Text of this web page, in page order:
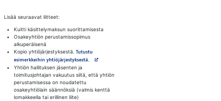
Lisää seuraavat liitteet:
Kuitti käsittelymaksun suorittamisesta
Osakeyhtiön perustamissopimus
alkuperäisenä
Kopio yhtiöjärjestyksestä. Tutustu
esimerkkeihin yhtiöjärjestyksestä. Avautuu uuteen välilehteen
Yhtiön hallituksen jäsenten ja
toimitusjohtajan vakuutus siitä, että yhtiön
perustamisessa on noudatettu
osakeyhtiölain säännöksiä (valmis kenttä
lomakkeella tai erillinen liite)